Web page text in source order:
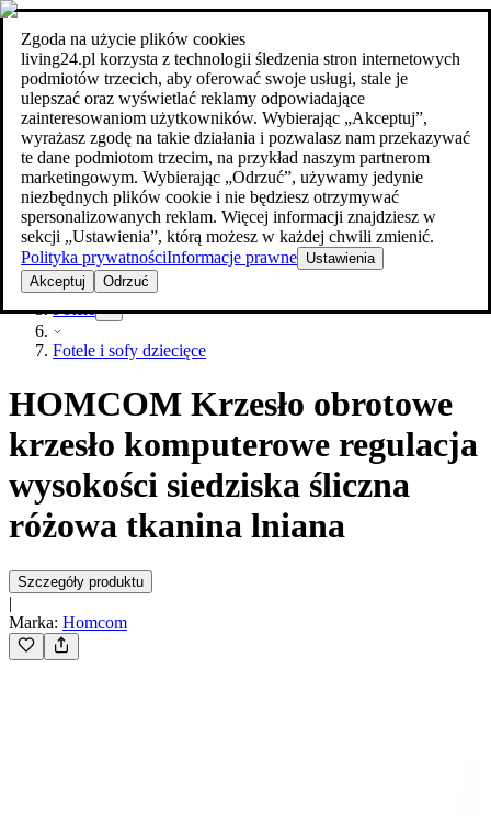
Zgoda na użycie plików cookies
living24.pl korzysta z technologii śledzenia stron internetowych
podmiotów trzecich, aby oferować swoje usługi, stale je
ulepszać oraz wyświetlać reklamy odpowiadające
zainteresowaniom użytkowników. Wybierając „Akceptuj”,
wyrażasz zgodę na takie działania i pozwalasz nam przekazywać
te dane podmiotom trzecim, na przykład naszym partnerom
marketingowym. Wybierając „Odrzuć”, używamy jedynie
niezbędnych plików cookie i nie będziesz otrzymywać
spersonalizowanych reklam. Więcej informacji znajdziesz w
sekcji „Ustawienia”, którą możesz w każdej chwili zmienić.
Polityka prywatnościInformacje prawne Ustawienia
Akceptuj
Odrzuć
Szukaj
meble w najlepszej ceniemeble w najlepszej cenie
Meble
Fotele
Fotele i sofy dziecięce
HOMCOM Krzesło obrotowe
krzesło komputerowe regulacja
wysokości siedziska śliczna
różowa tkanina lniana
Szczegóły produktu
|
Marka: Homcom